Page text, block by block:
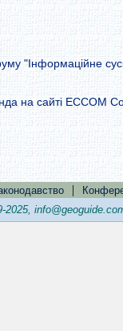
"Інформаційне
на сайті ECCOM
|
2025,